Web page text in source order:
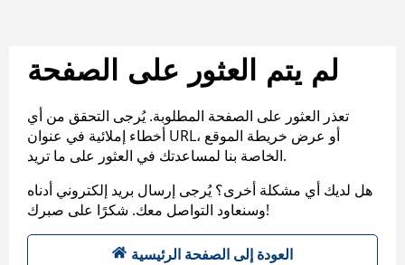
لم يتم العثور على الصفحة
تعذر العثور على الصفحة المطلوبة. يُرجى التحقق من أي
أخطاء إملائية في عنوان URL، أو عرض خريطة الموقع
الخاصة بنا لمساعدتك في العثور على ما تريد.
هل لديك أي مشكلة أخرى؟ يُرجى إرسال بريد إلكتروني أدناه
وسنعاود التواصل معك. شكرًا على صبرك!
العودة إلى الصفحة الرئيسية